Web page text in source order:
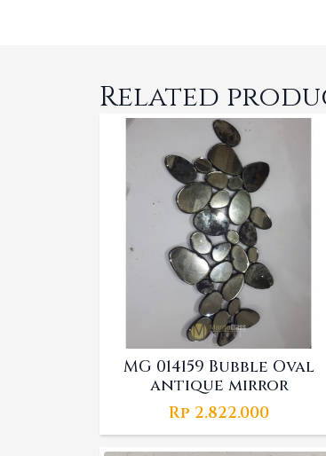
Related
MG 014159 Bubble Oval
antique mirror
Rp 2.822.000